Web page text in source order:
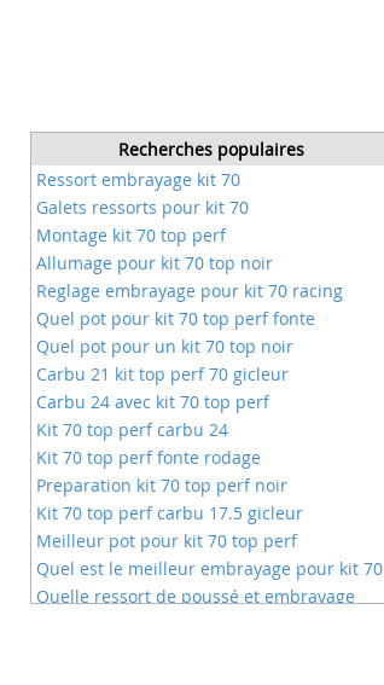
Recherches populaires
Ressort embrayage kit 70
Galets ressorts pour kit 70
Montage kit 70 top perf
Allumage pour kit 70 top noir
Reglage embrayage pour kit 70 racing
Quel pot pour kit 70 top perf fonte
Quel pot pour un kit 70 top noir
Carbu 21 kit top perf 70 gicleur
Carbu 24 avec kit 70 top perf
Kit 70 top perf carbu 24
Kit 70 top perf fonte rodage
Preparation kit 70 top perf noir
Kit 70 top perf carbu 17.5 gicleur
Meilleur pot pour kit 70 top perf
Quel est le meilleur embrayage pour kit 70
Quelle ressort de poussé et embrayage